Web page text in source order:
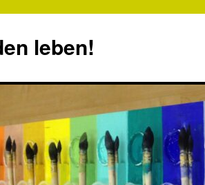
leben!